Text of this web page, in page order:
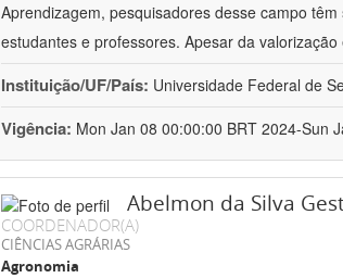
Aprendizagem, pesquisadores desse campo
estudantes e professores. Apesar da
Instituição/UF/País: Universidade Federal de
Vigência: Mon Jan 08 00:00:00 BRT 2024-Sun
Abelmon da Silva
COORDENADOR(A)
CIÊNCIAS AGRÁRIAS
Agronomia